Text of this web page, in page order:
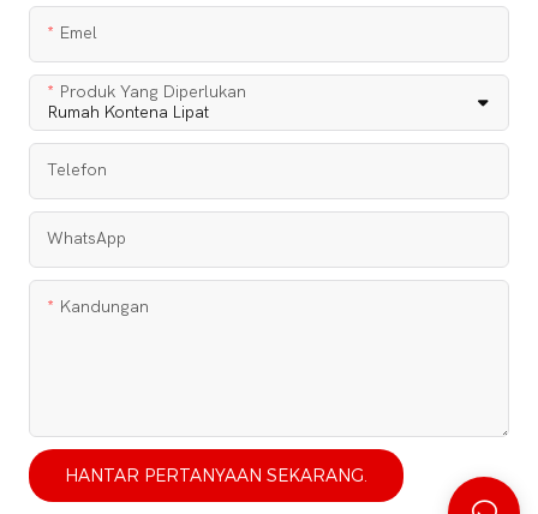
Emel
Produk Yang Diperlukan
Telefon
WhatsApp
Kandungan
HANTAR PERTANYAAN SEKARANG.